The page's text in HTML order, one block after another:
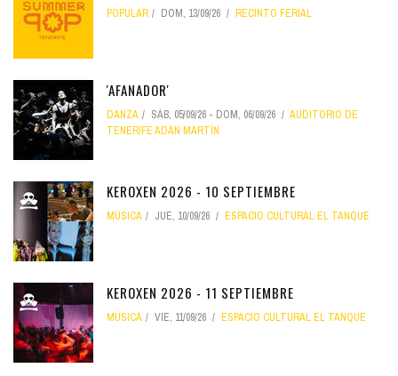
POPULAR DOM, 13/09/26 RECINTO FERIAL
'AFANADOR'
DANZA SÁB, 05/09/26 - DOM, 06/09/26
AUDITORIO DE
TENERIFE ADÁN MARTÍN
KEROXEN 2026 - 10 SEPTIEMBRE
MÚSICA JUE, 10/09/26 ESPACIO CULTURAL EL TANQUE
KEROXEN 2026 - 11 SEPTIEMBRE
MÚSICA VIE, 11/09/26 ESPACIO CULTURAL EL TANQUE